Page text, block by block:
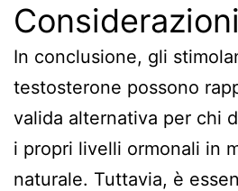
In conclusione, gli
testosterone possono
valida alternativa per chi
i propri livelli ormonali in
naturale. Tuttavia, è